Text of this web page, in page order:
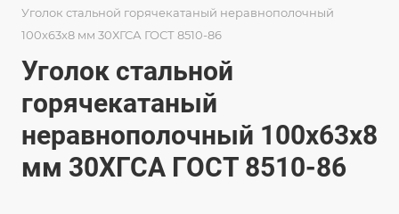
Уголок стальной горячекатаный неравнополочный
100х63х8 мм 30ХГСА ГОСТ 8510-86
Уголок стальной
горячекатаный
неравнополочный 100х63х8
мм 30ХГСА ГОСТ 8510-86